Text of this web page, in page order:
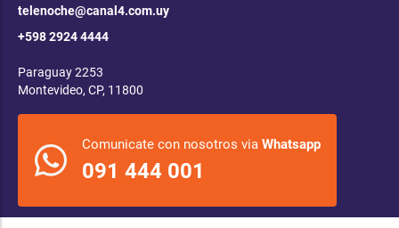
telenoche@canal4.com.uy
+598 2924 4444
Paraguay 2253
Montevideo, CP, 11800
Comunicate con nosotros via Whatsapp
091 444 001